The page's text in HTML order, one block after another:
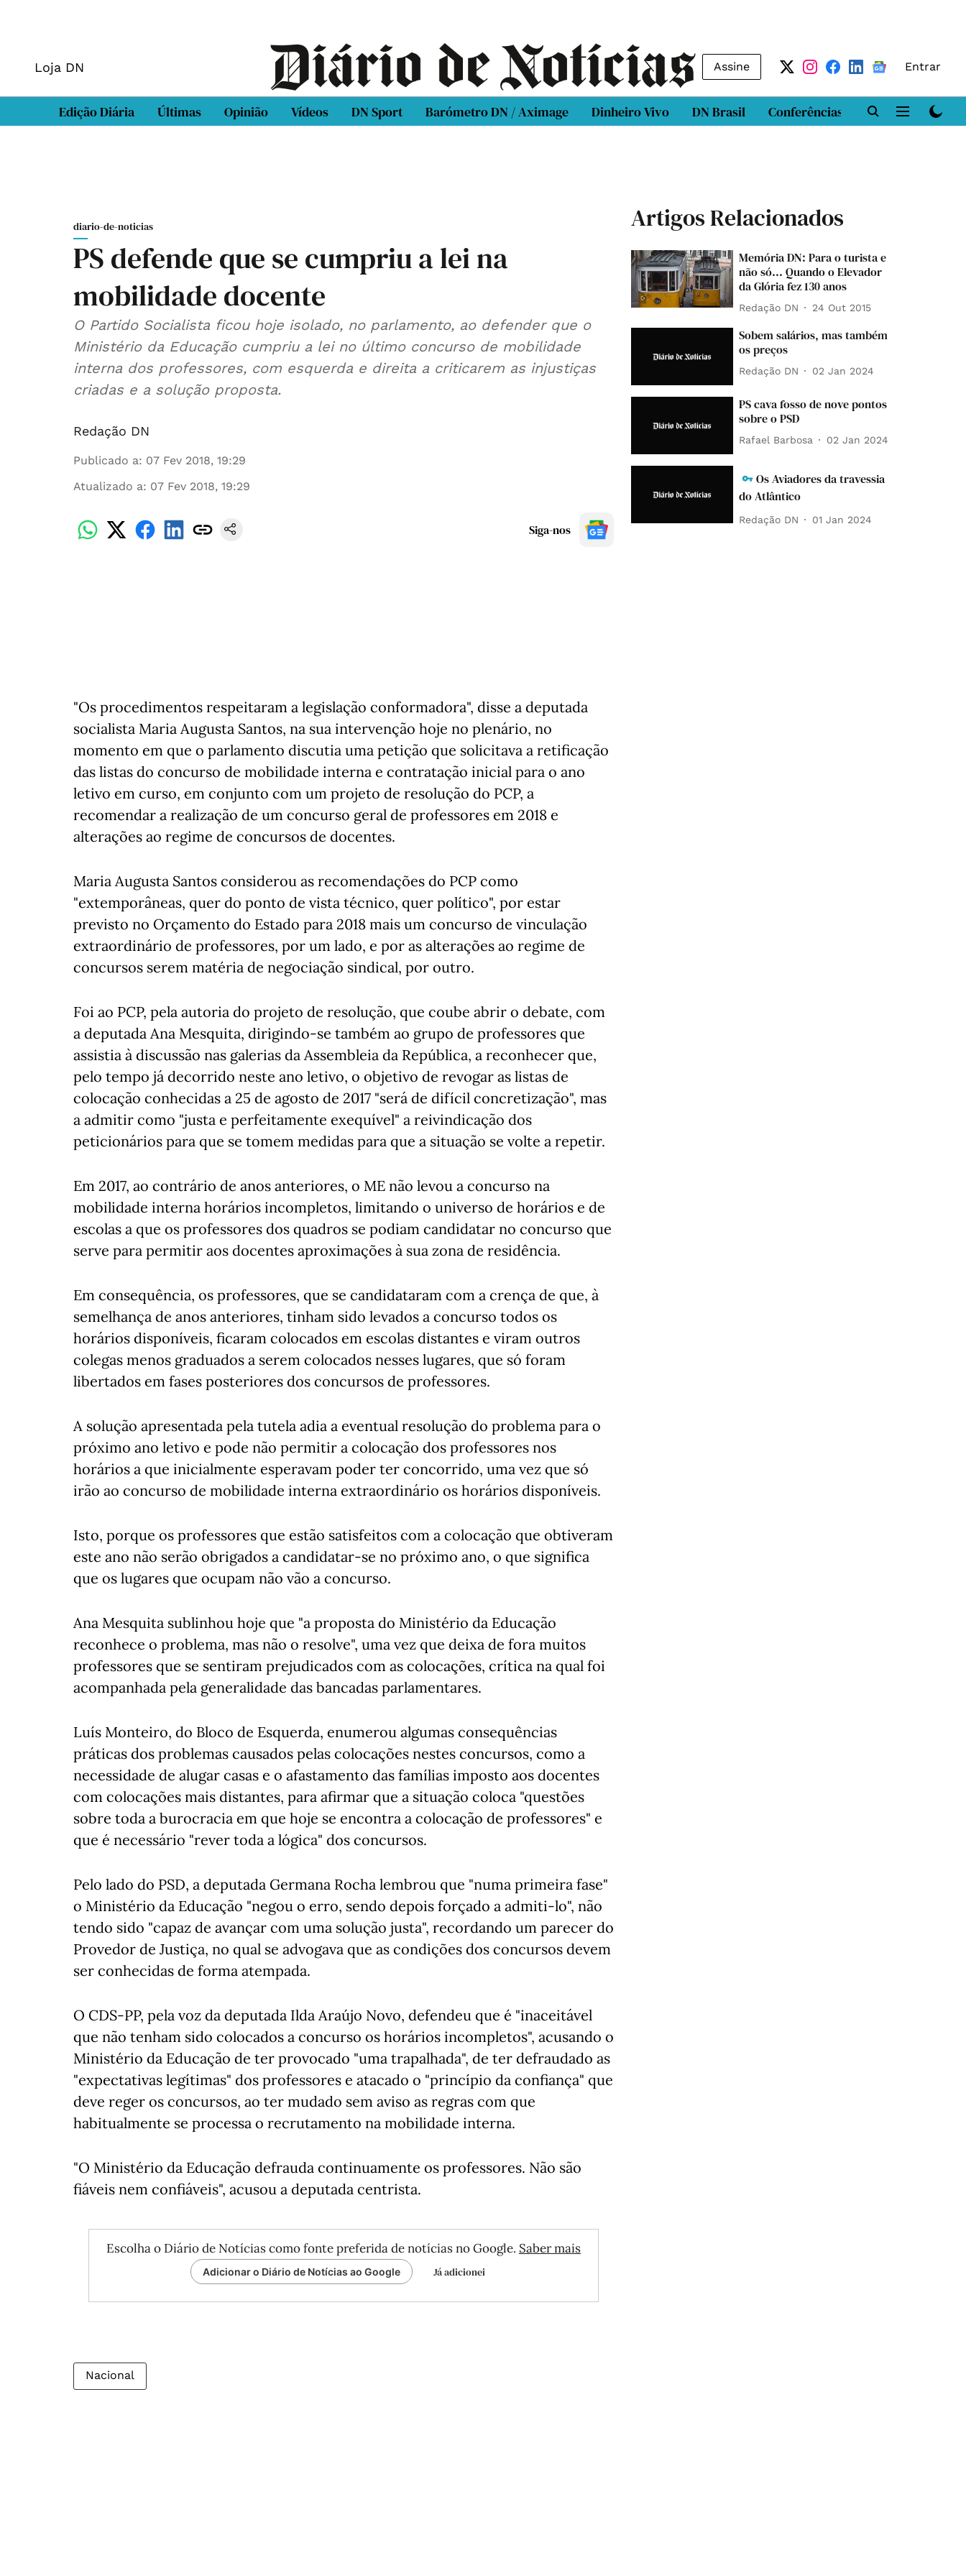
Loja DN Assine Entrar
Edição Diária Últimas Opinião Vídeos DN Sport Barómetro DN / Aximage Dinheiro Vivo DN Brasil Conferências DN LAB
diario-de-noticias
PS defende que se cumpriu a lei na
mobilidade docente
O Partido Socialista ficou hoje isolado, no parlamento, ao defender que o
Ministério da Educação cumpriu a lei no último concurso de mobilidade
interna dos professores, com esquerda e direita a criticarem as injustiças
criadas e a solução proposta.
Redação DN
Publicado a: 07 Fev 2018, 19:29
Atualizado a: 07 Fev 2018, 19:29
Siga-nos
"Os procedimentos respeitaram a legislação conformadora", disse a deputada
socialista Maria Augusta Santos, na sua intervenção hoje no plenário, no
momento em que o parlamento discutia uma petição que solicitava a retificação
das listas do concurso de mobilidade interna e contratação inicial para o ano
letivo em curso, em conjunto com um projeto de resolução do PCP, a
recomendar a realização de um concurso geral de professores em 2018 e
alterações ao regime de concursos de docentes.
Maria Augusta Santos considerou as recomendações do PCP como
"extemporâneas, quer do ponto de vista técnico, quer político", por estar
previsto no Orçamento do Estado para 2018 mais um concurso de vinculação
extraordinário de professores, por um lado, e por as alterações ao regime de
concursos serem matéria de negociação sindical, por outro.
Foi ao PCP, pela autoria do projeto de resolução, que coube abrir o debate, com
a deputada Ana Mesquita, dirigindo-se também ao grupo de professores que
assistia à discussão nas galerias da Assembleia da República, a reconhecer que,
pelo tempo já decorrido neste ano letivo, o objetivo de revogar as listas de
colocação conhecidas a 25 de agosto de 2017 "será de difícil concretização", mas
a admitir como "justa e perfeitamente exequível" a reivindicação dos
peticionários para que se tomem medidas para que a situação se volte a repetir.
Em 2017, ao contrário de anos anteriores, o ME não levou a concurso na
mobilidade interna horários incompletos, limitando o universo de horários e de
escolas a que os professores dos quadros se podiam candidatar no concurso que
serve para permitir aos docentes aproximações à sua zona de residência.
Em consequência, os professores, que se candidataram com a crença de que, à
semelhança de anos anteriores, tinham sido levados a concurso todos os
horários disponíveis, ficaram colocados em escolas distantes e viram outros
colegas menos graduados a serem colocados nesses lugares, que só foram
libertados em fases posteriores dos concursos de professores.
A solução apresentada pela tutela adia a eventual resolução do problema para o
próximo ano letivo e pode não permitir a colocação dos professores nos
horários a que inicialmente esperavam poder ter concorrido, uma vez que só
irão ao concurso de mobilidade interna extraordinário os horários disponíveis.
Isto, porque os professores que estão satisfeitos com a colocação que obtiveram
este ano não serão obrigados a candidatar-se no próximo ano, o que significa
que os lugares que ocupam não vão a concurso.
Ana Mesquita sublinhou hoje que "a proposta do Ministério da Educação
reconhece o problema, mas não o resolve", uma vez que deixa de fora muitos
professores que se sentiram prejudicados com as colocações, crítica na qual foi
acompanhada pela generalidade das bancadas parlamentares.
Luís Monteiro, do Bloco de Esquerda, enumerou algumas consequências
práticas dos problemas causados pelas colocações nestes concursos, como a
necessidade de alugar casas e o afastamento das famílias imposto aos docentes
com colocações mais distantes, para afirmar que a situação coloca "questões
sobre toda a burocracia em que hoje se encontra a colocação de professores" e
que é necessário "rever toda a lógica" dos concursos.
Pelo lado do PSD, a deputada Germana Rocha lembrou que "numa primeira fase"
o Ministério da Educação "negou o erro, sendo depois forçado a admiti-lo", não
tendo sido "capaz de avançar com uma solução justa", recordando um parecer do
Provedor de Justiça, no qual se advogava que as condições dos concursos devem
ser conhecidas de forma atempada.
O CDS-PP, pela voz da deputada Ilda Araújo Novo, defendeu que é "inaceitável
que não tenham sido colocados a concurso os horários incompletos", acusando o
Ministério da Educação de ter provocado "uma trapalhada", de ter defraudado as
"expectativas legítimas" dos professores e atacado o "princípio da confiança" que
deve reger os concursos, ao ter mudado sem aviso as regras com que
habitualmente se processa o recrutamento na mobilidade interna.
"O Ministério da Educação defrauda continuamente os professores. Não são
fiáveis nem confiáveis", acusou a deputada centrista.
Escolha o Diário de Notícias como fonte preferida de notícias no Google. Saber mais
Adicionar o Diário de Notícias ao Google Já adicionei
Nacional
Artigos Relacionados
Memória DN: Para o turista e
não só... Quando o Elevador
da Glória fez 130 anos
Redação DN 24 Out 2015
Sobem salários, mas também
os preços
Redação DN 02 Jan 2024
PS cava fosso de nove pontos
sobre o PSD
Rafael Barbosa 02 Jan 2024
Os Aviadores da travessia
do Atlântico
Redação DN 01 Jan 2024